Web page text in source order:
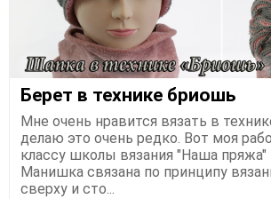
Берет в технике бриошь
Мне очень нравится вязать в
делаю это очень редко. Вот моя
классу школы вязания "Наша
Манишка связана по принципу
сверху и сто...